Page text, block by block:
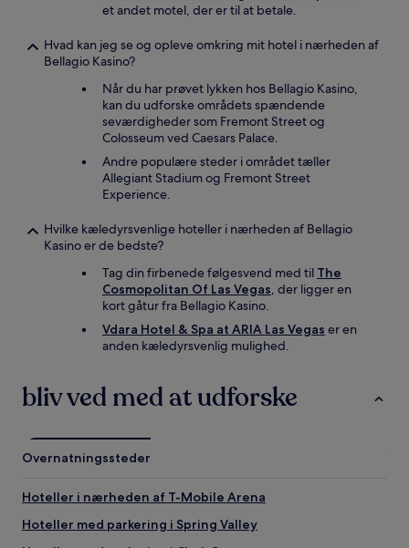
et andet motel, der er til at betale.
Hvad kan jeg se og opleve omkring mit hotel i nærheden af
Bellagio Kasino?
Når du har prøvet lykken hos Bellagio Kasino,
kan du udforske områdets spændende
seværdigheder som Fremont Street og
Colosseum ved Caesars Palace.
Andre populære steder i området tæller
Allegiant Stadium og Fremont Street
Experience.
Hvilke kæledyrsvenlige hoteller i nærheden af Bellagio
Kasino er de bedste?
Tag din firbenede følgesvend med til The
Cosmopolitan Of Las Vegas, der ligger en
kort gåtur fra Bellagio Kasino.
Vdara Hotel & Spa at ARIA Las Vegas er en
anden kæledyrsvenlig mulighed.
bliv ved med at udforske
Overnatningssteder
Hoteller i nærheden af T-Mobile Arena
Hoteller med parkering i Spring Valley